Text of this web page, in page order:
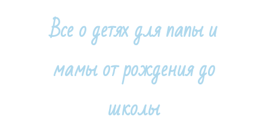
Все о детях для папы и
мамы от рождения до
школы